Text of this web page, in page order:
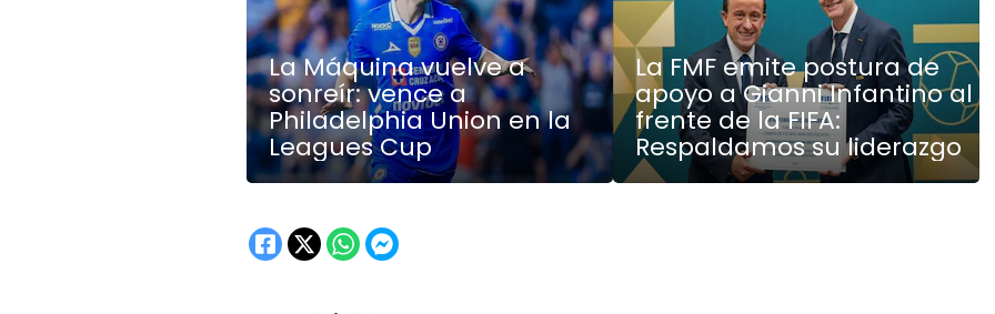
La Máquina vuelve a
sonreír: vence a
Philadelphia Union en la
Leagues Cup
La FMF emite postura de
apoyo a Gianni Infantino al
frente de la FIFA:
Respaldamos su liderazgo